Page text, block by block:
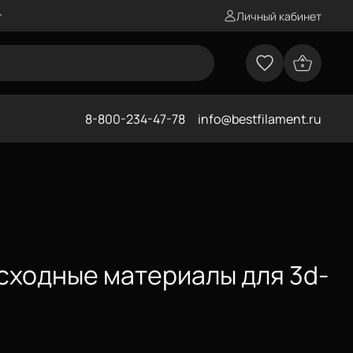
Личный кабинет
8-800-234-47-78 info@bestfilament.ru
материалы для 3d-